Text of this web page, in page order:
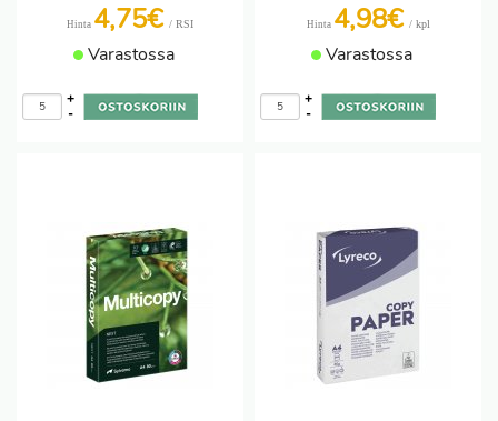
Hinta 4,75€ / RSI
Varastossa
-
+
Hinta 4,98€ / kpl
Varastossa
-
+